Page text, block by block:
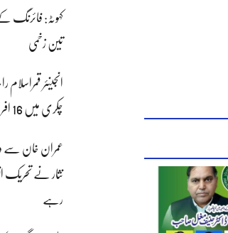
کہوٹہ: فائرنگ
تین زخمی
انجینئر قمراسلام
چکری میں 16 افراد کا کامیاب ریسکیو
عمران خان سے
نثار نے تحریک
رہے